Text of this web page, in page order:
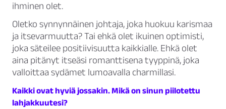
ihminen olet.
Oletko synnynnäinen johtaja, joka huokuu karismaa
ja itsevarmuutta? Tai ehkä olet ikuinen optimisti,
joka säteilee positiivisuutta kaikkialle. Ehkä olet
aina pitänyt itseäsi romanttisena tyyppinä, joka
valloittaa sydämet lumoavalla charmillasi.
Kaikki ovat hyviä jossakin. Mikä on sinun piilotettu
lahjakkuutesi?